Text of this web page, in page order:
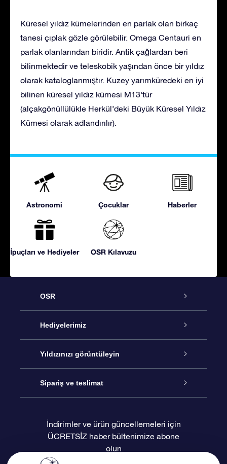
Küresel yıldız kümelerinden en parlak olan birkaç
tanesi çıplak gözle görülebilir. Omega Centauri en
parlak olanlarından biridir. Antik çağlardan beri
bilinmektedir ve teleskobik yaşından önce bir yıldız
olarak kataloglanmıştır. Kuzey yarımküredeki en iyi
bilinen küresel yıldız kümesi M13’tür
(alçakgönüllülükle Herkül’deki Büyük Küresel Yıldız
Kümesi olarak adlandırılır).
Astronomi Çocuklar Haberler
İpuçları ve Hediyeler OSR Kılavuzu
OSR
Hizmet
İletişim
Blogu
Değerlendirmeler
Hediyelerimiz
Çevrimiçi Yıldız Hediyesi
OSR Hediye Paketi
OSR Hediye Kartı
Yıldızınızı görüntüleyin
Star Register
Kişiselleştirilmiş Yıldız Sayfası
Sipariş ve teslimat
Ödeme bilgileri
İndirimler ve ürün güncellemeleri için
ÜCRETSİZ haber bültenimize abone
olun